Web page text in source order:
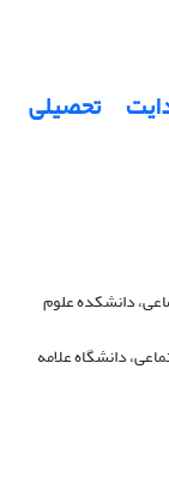
تحصیلی
دانشکده علوم
دانشگاه علامه